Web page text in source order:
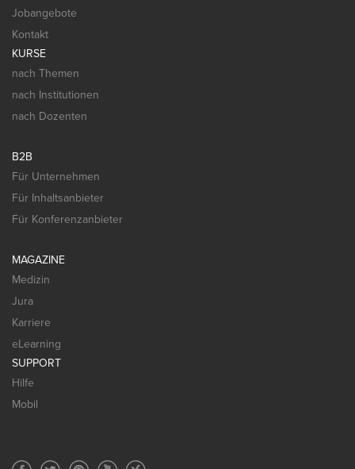
Jobangebote
Kontakt
KURSE
nach Themen
nach Institutionen
nach Dozenten
B2B
Für Unternehmen
Für Inhaltsanbieter
Für Konferenzanbieter
MAGAZINE
Medizin
Jura
Karriere
eLearning
SUPPORT
Hilfe
Mobil